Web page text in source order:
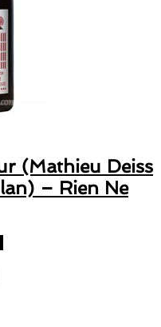
(Mathieu Deiss
– Rien Ne